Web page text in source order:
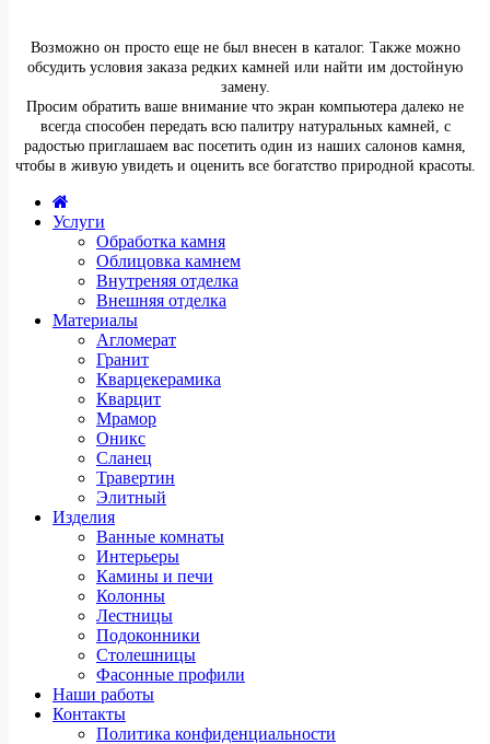
Возможно он просто еще не был внесен в каталог. Также можно
обсудить условия заказа редких камней или найти им достойную
замену.
Просим обратить ваше внимание что экран компьютера далеко не
всегда способен передать всю палитру натуральных камней, с
радостью приглашаем вас посетить один из наших салонов камня,
чтобы в живую увидеть и оценить все богатство природной красоты.
Услуги
Обработка камня
Облицовка камнем
Внутреняя отделка
Внешняя отделка
Материалы
Агломерат
Гранит
Кварцекерамика
Кварцит
Мрамор
Оникс
Сланец
Травертин
Элитный
Изделия
Ванные комнаты
Интерьеры
Камины и печи
Колонны
Лестницы
Подоконники
Столешницы
Фасонные профили
Наши работы
Контакты
Политика конфиденциальности